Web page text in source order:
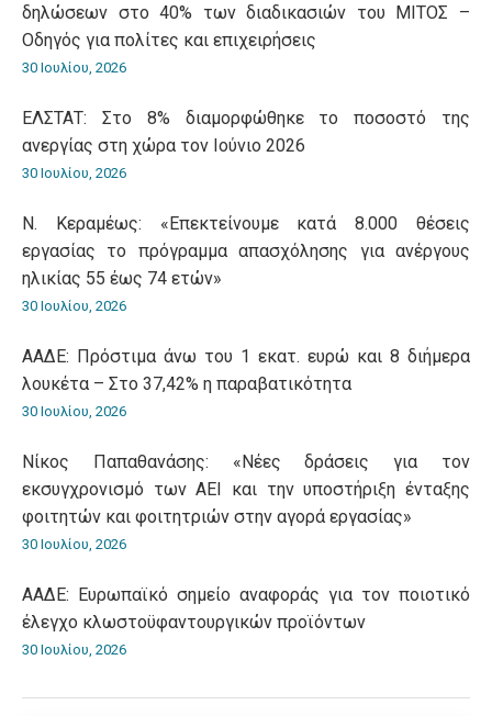
δηλώσεων στο 40% των διαδικασιών του ΜΙΤΟΣ –
Οδηγός για πολίτες και επιχειρήσεις
30 Ιουλίου, 2026
ΕΛΣΤΑΤ: Στο 8% διαμορφώθηκε το ποσοστό της
ανεργίας στη χώρα τον Ιούνιο 2026
30 Ιουλίου, 2026
Ν. Κεραμέως: «Επεκτείνουμε κατά 8.000 θέσεις
εργασίας το πρόγραμμα απασχόλησης για ανέργους
ηλικίας 55 έως 74 ετών»
30 Ιουλίου, 2026
ΑΑΔΕ: Πρόστιμα άνω του 1 εκατ. ευρώ και 8 διήμερα
λουκέτα – Στο 37,42% η παραβατικότητα
30 Ιουλίου, 2026
Νίκος Παπαθανάσης: «Νέες δράσεις για τον
εκσυγχρονισμό των ΑΕΙ και την υποστήριξη ένταξης
φοιτητών και φοιτητριών στην αγορά εργασίας»
30 Ιουλίου, 2026
ΑΑΔΕ: Ευρωπαϊκό σημείο αναφοράς για τον ποιοτικό
έλεγχο κλωστοϋφαντουργικών προϊόντων
30 Ιουλίου, 2026